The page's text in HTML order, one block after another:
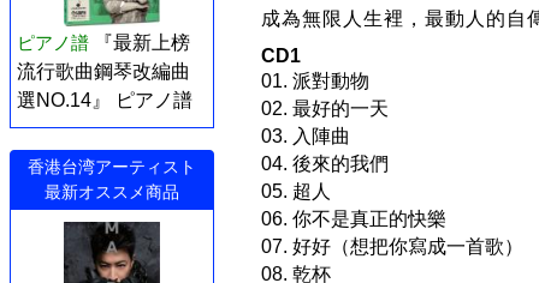
ピアノ譜
『最新上榜
流行歌曲鋼琴改編曲
選NO.14』 ピアノ譜
香港台湾アーティスト
最新オススメ商品
成為無限人生裡，最動人的自
CD1
01. 派對動物
02. 最好的一天
03. 入陣曲
04. 後來的我們
05. 超人
06. 你不是真正的快樂
07. 好好（想把你寫成一首歌）
08. 乾杯